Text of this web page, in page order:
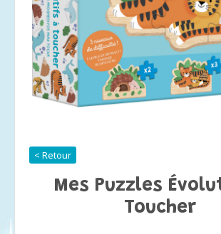
< Retour
Mes Puzzles
Toucher